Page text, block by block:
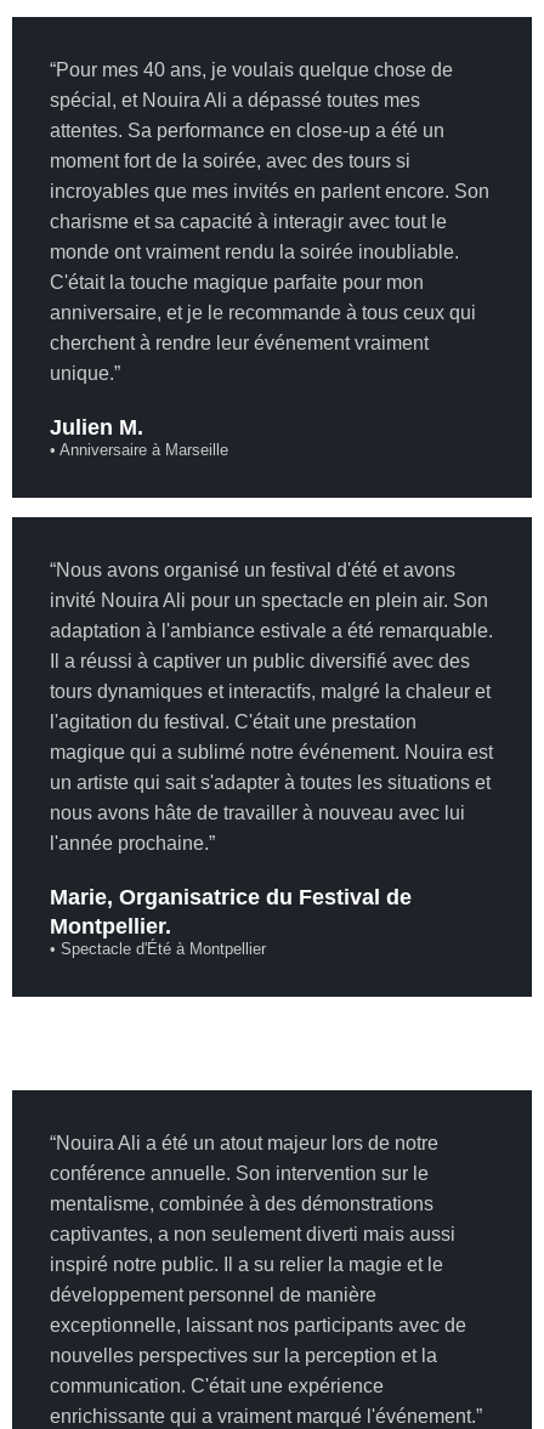
“Pour mes 40 ans, je voulais quelque chose de
spécial, et Nouira Ali a dépassé toutes mes
attentes. Sa performance en close-up a été un
moment fort de la soirée, avec des tours si
incroyables que mes invités en parlent encore. Son
charisme et sa capacité à interagir avec tout le
monde ont vraiment rendu la soirée inoubliable.
C'était la touche magique parfaite pour mon
anniversaire, et je le recommande à tous ceux qui
cherchent à rendre leur événement vraiment
unique.”
Julien M.
• Anniversaire à Marseille
“Nous avons organisé un festival d'été et avons
invité Nouira Ali pour un spectacle en plein air. Son
adaptation à l'ambiance estivale a été remarquable.
Il a réussi à captiver un public diversifié avec des
tours dynamiques et interactifs, malgré la chaleur et
l'agitation du festival. C'était une prestation
magique qui a sublimé notre événement. Nouira est
un artiste qui sait s'adapter à toutes les situations et
nous avons hâte de travailler à nouveau avec lui
l'année prochaine.”
Marie, Organisatrice du Festival de
Montpellier.
• Spectacle d'Été à Montpellier
“Nouira Ali a été un atout majeur lors de notre
conférence annuelle. Son intervention sur le
mentalisme, combinée à des démonstrations
captivantes, a non seulement diverti mais aussi
inspiré notre public. Il a su relier la magie et le
développement personnel de manière
exceptionnelle, laissant nos participants avec de
nouvelles perspectives sur la perception et la
communication. C'était une expérience
enrichissante qui a vraiment marqué l'événement.”